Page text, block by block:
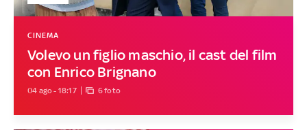
Volevo un figlio maschio, il cast del film
con Enrico Brignano
CINEMA
04 ago - 18:17 6 foto